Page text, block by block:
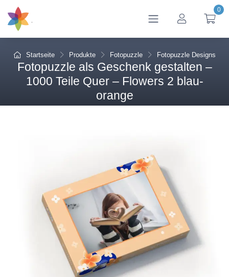
0
Startseite Produkte Fotopuzzle Fotopuzzle Designs
Fotopuzzle als Geschenk gestalten –
1000 Teile Quer – Flowers 2 blau-
orange